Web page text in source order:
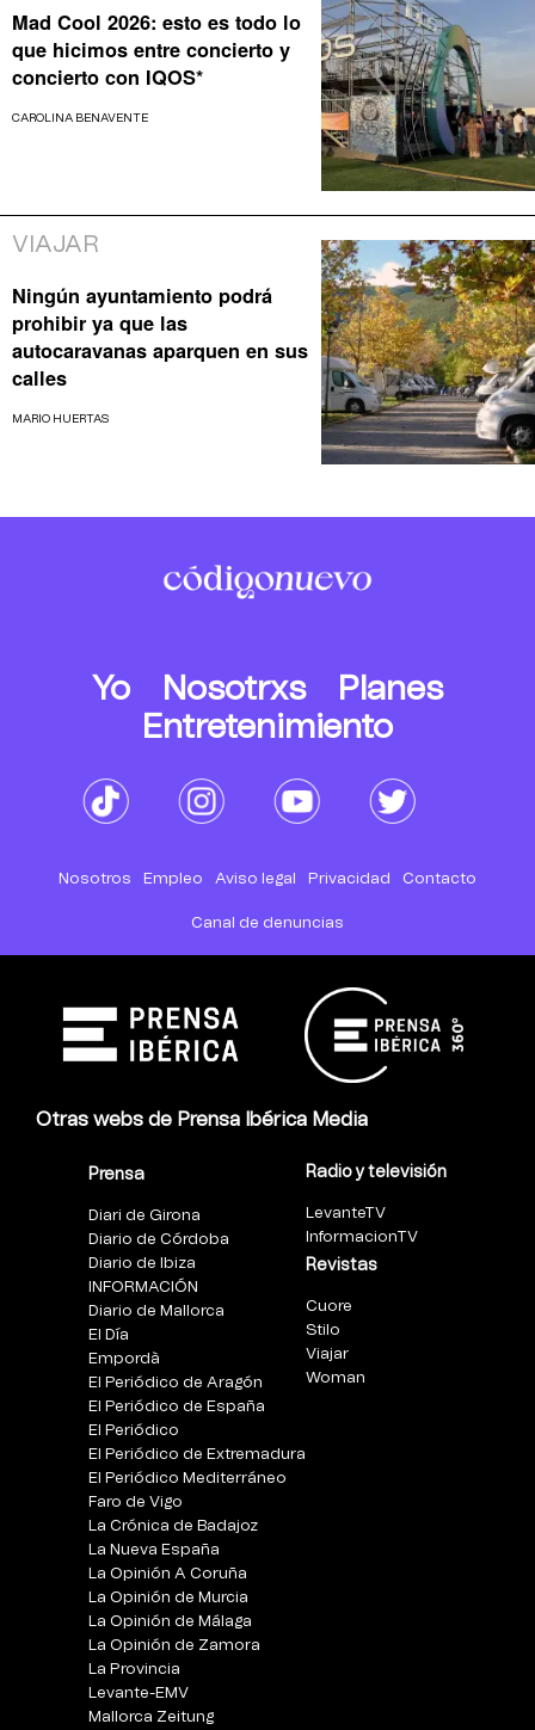
Mad Cool 2026: esto es todo lo
que hicimos entre concierto y
concierto con IQOS*
CAROLINA BENAVENTE
VIAJAR
Ningún ayuntamiento podrá
prohibir ya que las
autocaravanas aparquen en sus
calles
MARIO HUERTAS
Yo Nosotrxs
Planes
Entretenimiento
Nosotros Empleo Aviso legal Privacidad Contacto
Canal de denuncias
Otras webs de Prensa Ibérica Media
Prensa
Diari de Girona
Diario de Córdoba
Diario de Ibiza
INFORMACIÓN
Diario de Mallorca
El Día
Empordà
El Periódico de Aragón
El Periódico de España
El Periódico
El Periódico de Extremadura
El Periódico Mediterráneo
Faro de Vigo
La Crónica de Badajoz
La Nueva España
La Opinión A Coruña
La Opinión de Murcia
La Opinión de Málaga
La Opinión de Zamora
La Provincia
Levante-EMV
Mallorca Zeitung
Radio y televisión
LevanteTV
InformacionTV
Revistas
Cuore
Stilo
Viajar
Woman